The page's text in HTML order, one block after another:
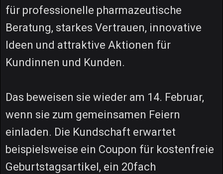
für professionelle pharmazeutische
Beratung, starkes Vertrauen, innovative
Ideen und attraktive Aktionen für
Kundinnen und Kunden.
Das beweisen sie wieder am 14. Februar,
wenn sie zum gemeinsamen Feiern
einladen. Die Kundschaft erwartet
beispielsweise ein Coupon für kostenfreie
Geburtstagsartikel, ein 20fach